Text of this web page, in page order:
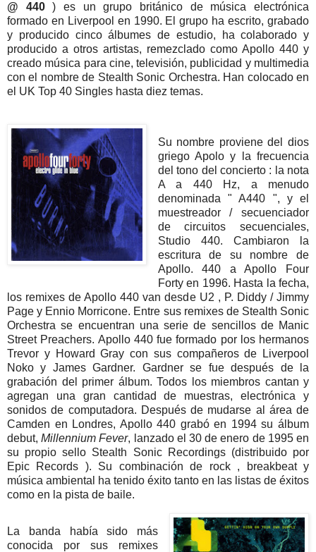
@ 440) es un grupo británico de música electrónica
formado en Liverpool en 1990. El grupo ha escrito, grabado
y producido cinco álbumes de estudio, ha colaborado y
producido a otros artistas, remezclado como Apollo 440 y
creado música para cine, televisión, publicidad y multimedia
con el nombre de Stealth Sonic Orchestra. Han colocado en
el UK Top 40 Singles hasta diez temas.
Su nombre proviene del dios
griego Apolo y la frecuencia
del tono del concierto : la nota
A a 440 Hz, a menudo
denominada " A440 ", y el
muestreador / secuenciador
de circuitos secuenciales,
Studio 440. Cambiaron la
escritura de su nombre de
Apollo. 440 a Apollo Four
Forty en 1996. Hasta la fecha,
los remixes de Apollo 440 van desde U2 , P. Diddy / Jimmy
Page y Ennio Morricone. Entre sus remixes de Stealth Sonic
Orchestra se encuentran una serie de sencillos de Manic
Street Preachers. Apollo 440 fue formado por los hermanos
Trevor y Howard Gray con sus compañeros de Liverpool
Noko y James Gardner. Gardner se fue después de la
grabación del primer álbum. Todos los miembros cantan y
agregan una gran cantidad de muestras, electrónica y
sonidos de computadora. Después de mudarse al área de
Camden en Londres, Apollo 440 grabó en 1994 su álbum
debut,Millennium Fever, lanzado el 30 de enero de 1995 en
su propio sello Stealth Sonic Recordings (distribuido por
Epic Records ). Su combinación de rock , breakbeat y
música ambiental ha tenido éxito tanto en las listas de éxitos
como en la pista de baile.
La banda había sido más
conocida por sus remixes